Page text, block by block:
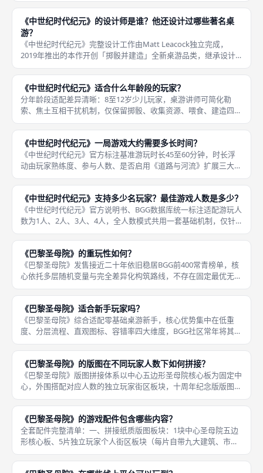
3D立体建筑、多色阶层骰子、黄色玩家版图均由egg
《中世纪时代纪元》的设计师是谁？他还设计过哪些著名桌
游？
《中世纪时代纪元》完整设计工作由Matt Leacock独立完成，
2019年推出的本作开创「掷骰并建造」全新桌游品类，继承设计
师标志性骰子资源循环、负面轨道制衡设计思路，同时创新立体
3D城市实体建造玩法，美术由专业插画团队绘制，全部规则数值
《中世纪时代纪元》适合什么年龄段的玩家？
分年龄段适配差异清晰：8至12岁少儿玩家，桌游讲师可简化勒
索、焦土互相干扰机制，仅保留掷骰、收集资源、喂食、建造四大
基础阶段，关闭骷髅头对对手的灾难效果，降低多线资源规划压
力，一局教学后即可独立完成基础建造对局，游玩重心放在3D立
体建筑拼接
《中世纪时代纪元》一局游戏大约需要多长时间？
《中世纪时代纪元》官方标注基准游玩时长45至60分钟，时长浮
动由玩家熟练度、参与人数、是否启用《道路与河流》扩展三大变
量决定，本作同步掷骰设计大幅压缩每轮等待时间，不存在单人轮
流掷骰的冗长空档，流程高度紧凑，不会出现两小时以上超长拖
局，适配
《中世纪时代纪元》支持多少名玩家？最佳游戏人数是多少？
《中世纪时代纪元》官方说明书、BGG数据库统一标注适配游玩人
数为1人、2人、3人、4人，全人数模式共用一套基础机制，仅针
对单人、双人调整灾难点数、焦土板块、勒索互动数值，核心掷骰
建造、四阶层骰子、六回合步骤完全不会删减，无需额外调整版图
与配
《巴黎圣母院》的重玩性如何？
《巴黎圣母院》发售接近二十年依旧稳居BGG前400常青榜单，核
心依托多层随机变量与完全差异化构筑路线，不存在固定最优无脑
套路，每一局卡牌、人物、地图、对手行为都会改变最优资源分配
思路，单人、二人、多人模式拥有完全不同对局体验，重玩上限极
高。
《巴黎圣母院》适合新手玩家吗？
《巴黎圣母院》综合适配零基础桌游新手，核心优势集中在低重
度、分层流程、直观图标、容错率四大维度，BGG社区常年将其列
入德式新手必玩清单，既可以快速上手理解轮抽、区域影响力、负
面轨道三大经典德式核心机制，又不会因海量复杂规则劝退纯新手
玩家。新
《巴黎圣母院》的版图在不同玩家人数下如何拼接？
《巴黎圣母院》版图拼接体系以中心五边形圣母院核心板为固定中
心，外围搭配对应人数的独立玩家街区板块，十周年纪念版版图边
缘印刷数字对齐标记，不同人数仅增减外围街区数量，中心圣母院
板块始终固定放置桌面中央，拼接逻辑统一，新手对照数字标记即
可快速完
《巴黎圣母院》的游戏配件包含哪些内容？
全套配件完整清单：一、拼接纸质版图板块：1块中心圣母院五边
形核心板、5片独立玩家个人街区板块（每片自带九大建筑、市场
格子、自有马车轨道）、多块拼接过渡边缘板，支持2/3/4/5人切
换拼接模式；二、木质立体标记配件：四色玩家专属影响力方块各